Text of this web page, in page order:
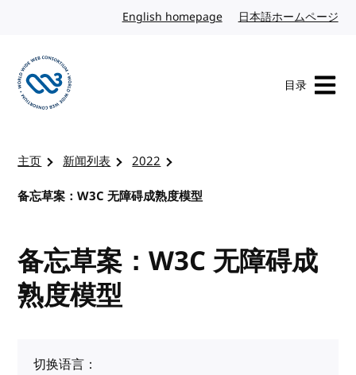
English homepage英文日本語ホームページ
目录
主页 新闻列表
2022
备忘草案：W3C 无障碍成熟度模型
备忘草案：W3C 无障碍成
熟度模型
切换语言：